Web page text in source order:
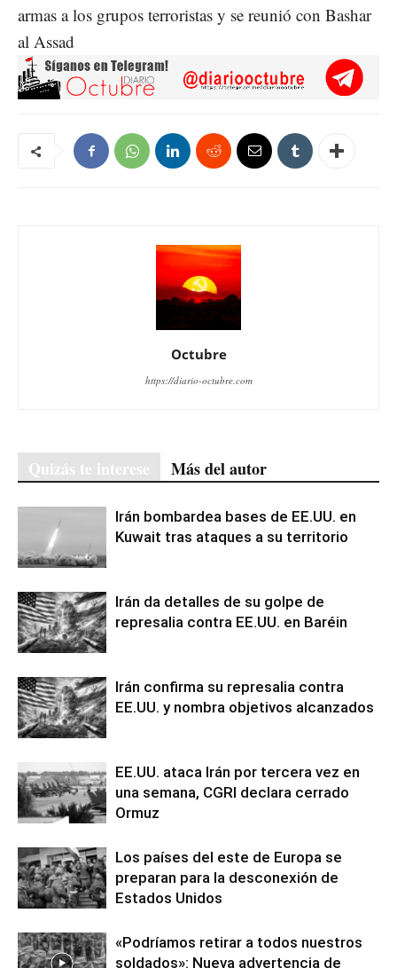
armas a los grupos terroristas y se reunió con Bashar
al Assad
Octubre
https://diario-octubre.com
Quizás te interese Más del autor
Irán bombardea bases de EE.UU. en
Kuwait tras ataques a su territorio
Irán da detalles de su golpe de
represalia contra EE.UU. en Baréin
Irán confirma su represalia contra
EE.UU. y nombra objetivos alcanzados
EE.UU. ataca Irán por tercera vez en
una semana, CGRI declara cerrado
Ormuz
Los países del este de Europa se
preparan para la desconexión de
Estados Unidos
«Podríamos retirar a todos nuestros
soldados»: Nueva advertencia de